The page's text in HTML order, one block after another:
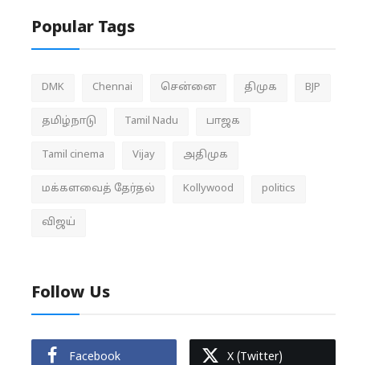
Popular Tags
DMK Chennai சென்னை திமுக BJP
தமிழ்நாடு Tamil Nadu பாஜக
Tamil cinema Vijay அதிமுக
மக்களவைத் தேர்தல் Kollywood politics
விஜய்
Follow Us
Facebook X (Twitter)